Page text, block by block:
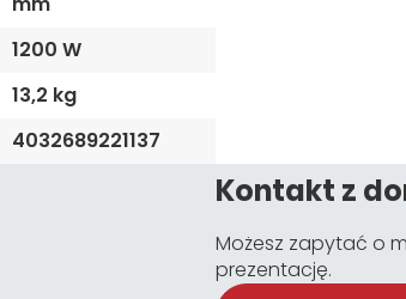
1200 W
13,2 kg
4032689221137
Kontakt z
Możesz zapytać o
prezentację.